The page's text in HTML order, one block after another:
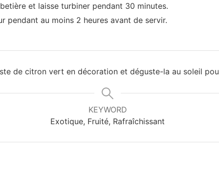
et laisse turbiner pendant 30 minutes.
pendant au moins 2 heures avant de servir.
de citron vert en décoration et déguste-la au soleil
KEYWORD
Exotique, Fruité, Rafraîchissant